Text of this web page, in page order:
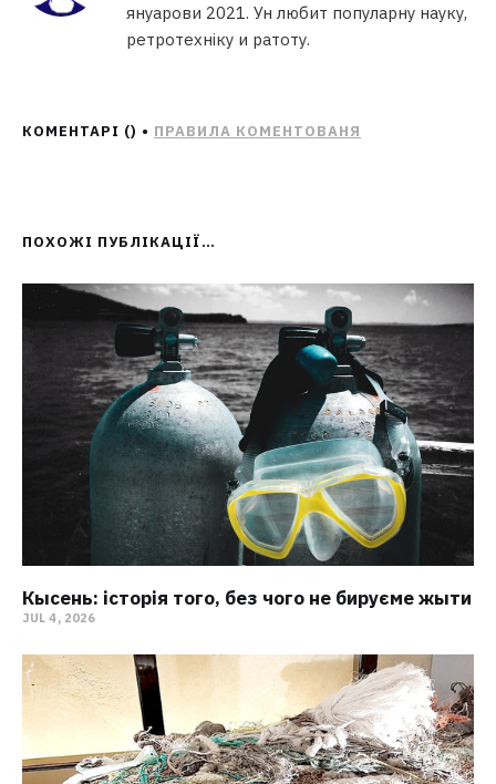
януарови 2021. Ун любит популарну науку,
ретротехніку и ратоту.
КОМЕНТАРІ () • ПРАВИЛА КОМЕНТОВАНЯ
ПОХОЖІ ПУБЛІКАЦІЇ…
Кысень: історія того, без чого не бируєме жыти
JUL 4, 2026